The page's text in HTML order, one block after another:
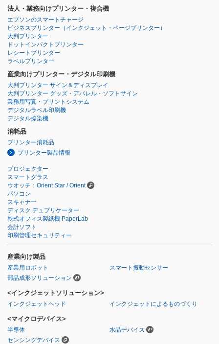
法人・業務向けプリンター・複合機
エプソンのスマートチャージ
ビジネスプリンター （インクジェット・ページプリンター）
大判プリンター
ドットインパクトプリンター
レシートプリンター
ラベルプリンター
産業向けプリンター・デジタル印刷機
大判プリンター サイン＆ディスプレイ
大判プリンター グッズ・アパレル・ソフトサイン
業務用写真・プリントシステム
デジタルラベル印刷機
デジタル捺染機
消耗品
プリンター消耗品
プリンター製品情報
プロジェクター
スマートグラス
ウオッチ：Orient Star / Orient
パソコン
スキャナー
ディスク デュプリケーター
乾式オフィス製紙機 PaperLab
会計ソフト
印刷管理セキュリティー
産業向け製品
産業用ロボット
スマート振動センサー
部品成形ソリューション
<インクジェットソリューション>
インクジェットヘッド インクジェットによるものづくり
<マイクロデバイス>
半導体
水晶デバイス
センシングデバイス